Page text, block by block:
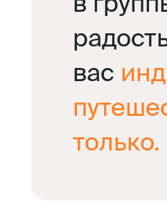
вас
только.